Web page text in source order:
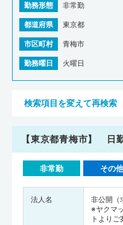
勤務形態 非常勤
都道府県 東京都
市区町村 青梅市
勤務曜日 火曜日
検索項目を変えて再検索
【東京都青梅市】 日
非常勤 その他
法人名
非公開（
※ヤクマ
トよりご